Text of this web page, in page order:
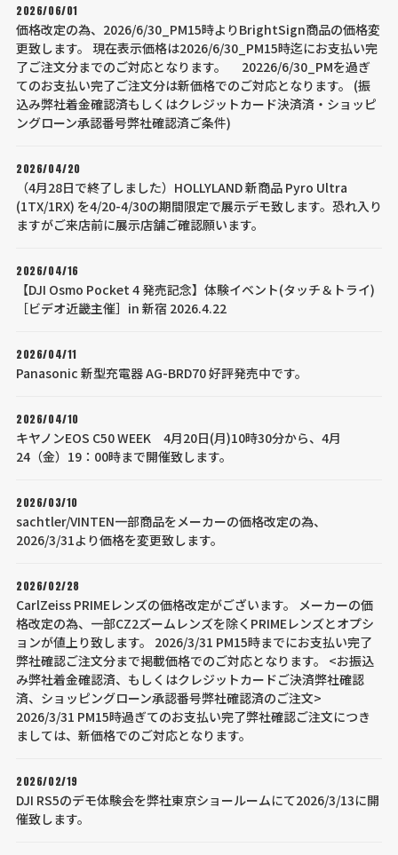
2026/06/01
価格改定の為、2026/6/30_PM15時よりBrightSign商品の価格変
更致します。 現在表示価格は2026/6/30_PM15時迄にお支払い完
了ご注文分までのご対応となります。 20226/6/30_PMを過ぎ
てのお支払い完了ご注文分は新価格でのご対応となります。 (振
込み弊社着金確認済もしくはクレジットカード決済済・ショッピ
ングローン承認番号弊社確認済ご条件)
2026/04/20
（4月28日で終了しました）HOLLYLAND 新商品 Pyro Ultra
(1TX/1RX) を4/20-4/30の期間限定で展示デモ致します。恐れ入り
ますがご来店前に展示店舗ご確認願います。
2026/04/16
【DJI Osmo Pocket 4 発売記念】体験イベント(タッチ＆トライ)
［ビデオ近畿主催］in 新宿 2026.4.22
2026/04/11
Panasonic 新型充電器 AG-BRD70 好評発売中です。
2026/04/10
キヤノンEOS C50 WEEK 4月20日(月)10時30分から、4月
24（金）19：00時まで開催致します。
2026/03/10
sachtler/VINTEN一部商品をメーカーの価格改定の為、
2026/3/31より価格を変更致します。
2026/02/28
CarlZeiss PRIMEレンズの価格改定がございます。 メーカーの価
格改定の為、一部CZ2ズームレンズを除くPRIMEレンズとオプシ
ョンが値上り致します。 2026/3/31 PM15時までにお支払い完了
弊社確認ご注文分まで掲載価格でのご対応となります。 <お振込
み弊社着金確認済、もしくはクレジットカードご決済弊社確認
済、ショッピングローン承認番号弊社確認済のご注文>
2026/3/31 PM15時過ぎてのお支払い完了弊社確認ご注文につき
ましては、新価格でのご対応となります。
2026/02/19
DJI RS5のデモ体験会を弊社東京ショールームにて2026/3/13に開
催致します。